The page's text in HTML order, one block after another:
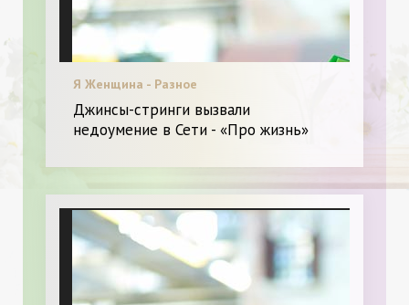
Я Женщина - Разное
Джинсы-стринги вызвали
недоумение в Сети - «Про жизнь»